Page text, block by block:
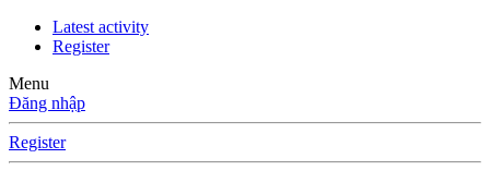
Latest activity
Register
Menu
Đăng nhập
Register